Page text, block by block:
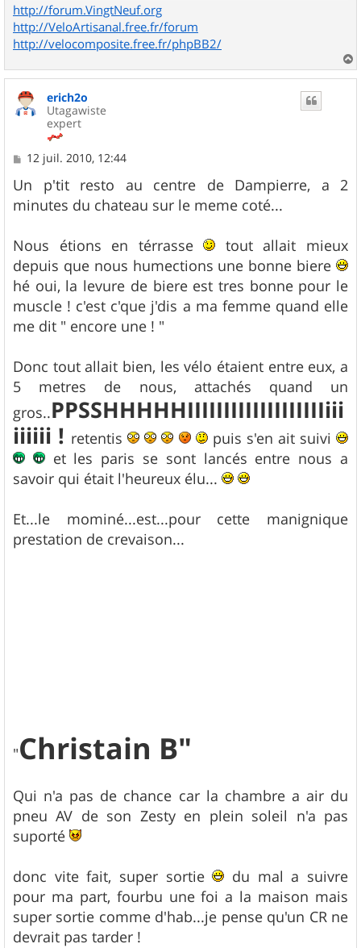
http://forum.VingtNeuf.org
http://VeloArtisanal.free.fr/forum
http://velocomposite.free.fr/phpBB2/
a
erich2o
Utagawiste
expert
M
s
s
a
12 juil. 2010, 12:44
Un p'tit resto au centre de Dampierre, a 2
minutes du chateau sur le meme coté...
Nous étions en térrasse
tout allait mieux
depuis que nous humections une bonne biere
hé oui, la levure de biere est tres bonne pour le
muscle ! c'est c'que j'dis a ma femme quand elle
me dit " encore une ! "
Donc tout allait bien, les vélo étaient entre eux, a
5 metres de nous, attachés quand un
gros..PPSSHHHHHIIIIIIIIIIIIIIIIIIIiii
iiiiii ! retentis
puis s'en ait suivi
et les paris se sont lancés entre nous a
savoir qui était l'heureux élu...
Et...le mominé...est...pour cette manignique
prestation de crevaison...
"Christain B"
Qui n'a pas de chance car la chambre a air du
pneu AV de son Zesty en plein soleil n'a pas
suporté
donc vite fait, super sortie
du mal a suivre
pour ma part, fourbu une foi a la maison mais
super sortie comme d'hab...je pense qu'un CR ne
devrait pas tarder !